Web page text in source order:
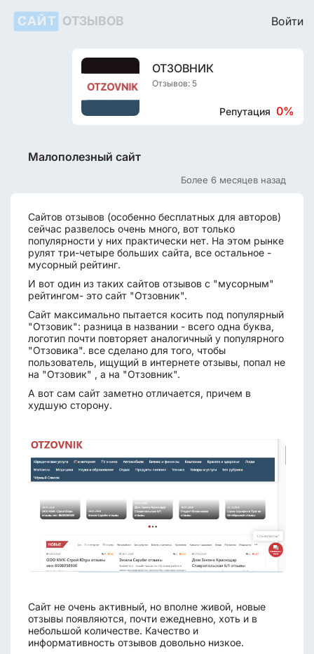
САЙТ ОТЗЫВОВ Войти
ОТЗОВНИК
Отзывов: 5
Репутация 0%
Малополезный сайт
Более 6 месяцев назад
Сайтов отзывов (особенно бесплатных для авторов)
сейчас развелось очень много, вот только
популярности у них практически нет. На этом рынке
рулят три-четыре больших сайта, все остальное -
мусорный рейтинг.
И вот один из таких сайтов отзывов с "мусорным"
рейтингом- это сайт "Отзовник".
Сайт максимально пытается косить под популярный
"Отзовик": разница в названии - всего одна буква,
логотип почти повторяет аналогичный у популярного
"Отзовика". все сделано для того, чтобы
пользователь, ищущий в интернете отзывы, попал не
на "Отзовик" , а на "Отзовник".
А вот сам сайт заметно отличается, причем в
худшую сторону.
Сайт не очень активный, но вполне живой, новые
отзывы появляются, почти ежедневно, хоть и в
небольшой количестве. Качество и
информативность отзывов довольно низкое.